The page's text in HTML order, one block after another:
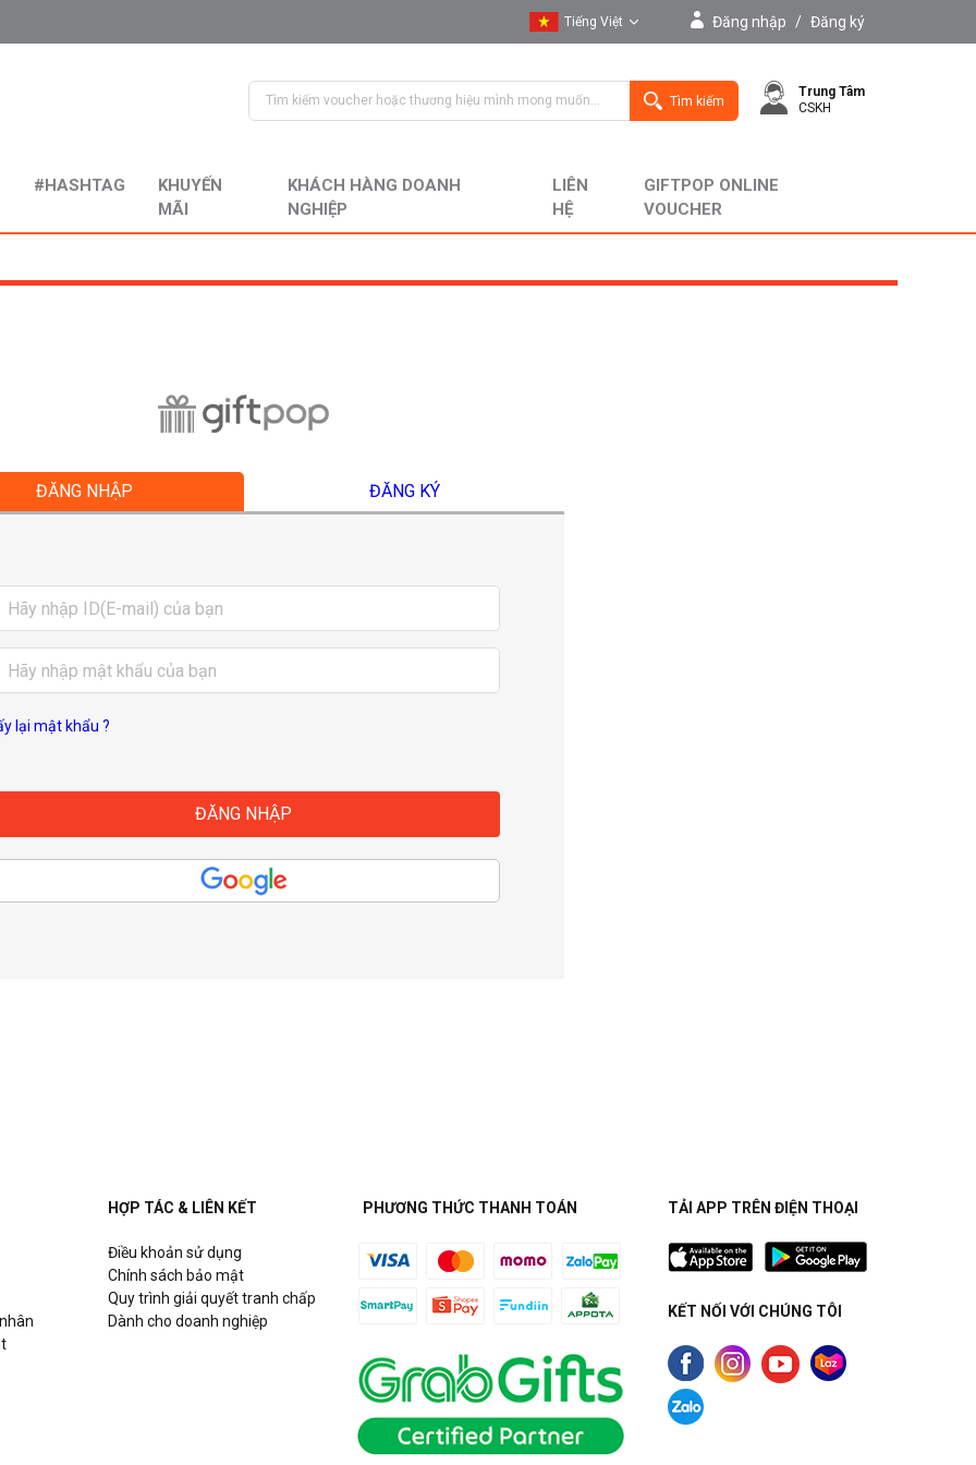
Tiếng Việt
English
Đăng nhập / Đăng ký
Tìm kiếm
Trung Tâm
CSKH
#HASHTAG
KHUYẾN
MÃI
KHÁCH HÀNG DOANH
NGHIỆP
LIÊN
HỆ
GIFTPOP ONLINE
VOUCHER
ĐĂNG NHẬP ĐĂNG KÝ
lại mật khẩu ?
HỢP TÁC & LIÊN KẾT
Điều khoản sử dụng
Chính sách bảo mật
Quy trình giải quyết tranh chấp
Dành cho doanh nghiệp
PHƯƠNG THỨC THANH TOÁN TẢI APP TRÊN ĐIỆN THOẠI
KẾT NỐI VỚI CHÚNG TÔI